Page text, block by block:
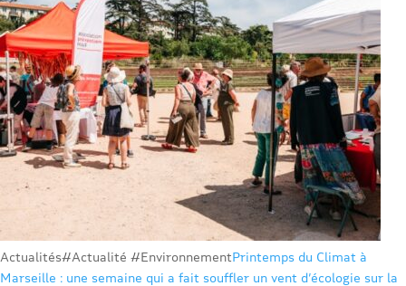
Actualités#Actualité #EnvironnementPrintemps du Climat à
Marseille : une semaine qui a fait souffler un vent d’écologie sur la